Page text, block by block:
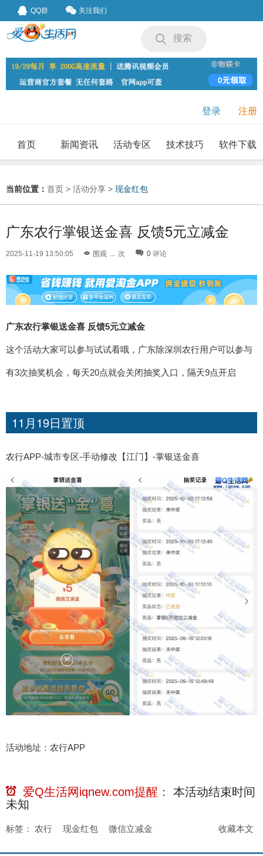
QQ群 关注我们
搜索
登录 注册
首页 新闻资讯 活动专区 技术技巧 软件下载
当前位置： 首页 > 活动分享 > 现金红包
广东农行掌银送金喜 反馈5元立减金
2025-11-19 13:50:05 围观 ... 次 0 评论
广东农行掌银送金喜 反馈5元立减金
这个活动大家可以参与试试看哦，广东除深圳农行用户可以参与
有3次抽奖机会，每天20点就会关闭抽奖入口，隔天9点开启
11月19日置顶
农行APP-城市专区-手动修改【江门】-掌银送金喜
活动地址：农行APP
爱Q生活网iqnew.com提醒：
本活动结束时间
未知
收藏本文
标签： 农行 现金红包 微信立减金